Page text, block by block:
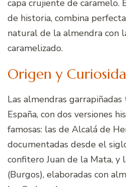
capa crujiente de caramelo.
de historia, combina
natural de la almendra con
caramelizado.
Origen y
Las almendras
España, con dos versiones
famosas: las de Alcalá de
documentadas desde el
confitero Juan de la Mata, y
(Burgos), elaboradas con